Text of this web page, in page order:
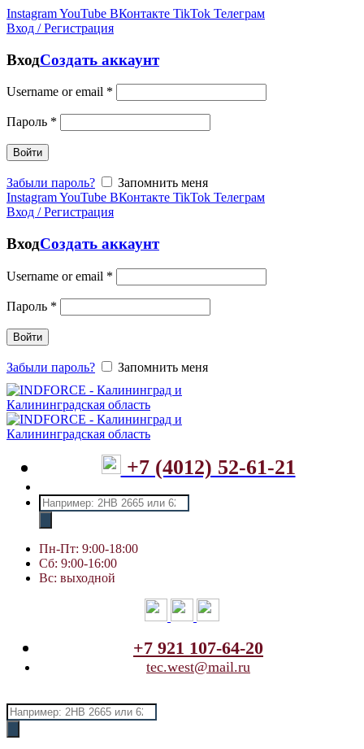
InstagramYouTube ВКонтакте TikTok Телеграм
Вход / Регистрация
ВходСоздать аккаунт
Username or email *
Пароль *
Войти
Забыли пароль?
Запомнить меня
InstagramYouTube ВКонтакте TikTok Телеграм
Вход / Регистрация
ВходСоздать аккаунт
Username or email *
Пароль *
Войти
Забыли пароль? Запомнить меня
+7 (4012) 52-61-21
Поиск
товаров
Пн-Пт: 9:00-18:00
Сб: 9:00-16:00
Вс: выходной
+7 921 107-64-20
tec.west@mail.ru
Поиск
товаров